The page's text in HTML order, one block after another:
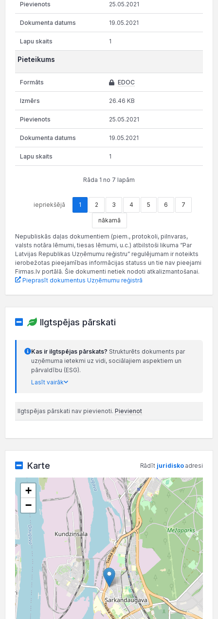
25.05.2021
19.05.2021
1
Pieteikums
EDOC
26.46 KB
25.05.2021
19.05.2021
1
Rāda 1 no 7 lapām
iepriekšējā 1 2 3 4 5 6 7
nākamā
Nepubliskās daļas dokumentiem (piem., protokoli, pilnvaras,
valsts notāra lēmumi, tiesas lēmumi, u.c.) atbilstoši likuma “Par
Latvijas Republikas Uzņēmumu reģistru” regulējumam ir noteikts
ierobežotas pieejamības informācijas statuss un tie nav pieejami
Firmas.lv portālā. Šie dokumenti netiek nodoti atkalizmantošanai.
Pieprasīt dokumentus Uzņēmumu reģistrā
Ilgtspējas pārskati
Kas ir ilgtspējas pārskats? Strukturēts dokuments par
uzņēmuma ietekmi uz vidi, sociālajiem aspektiem un
pārvaldību (ESG).
Lasīt vairāk
Ilgtspējas pārskati nav pievienoti. Pievienot
Karte Rādīt juridisko adresi
+
−